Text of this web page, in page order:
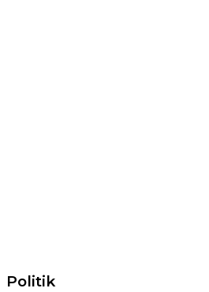
Politik